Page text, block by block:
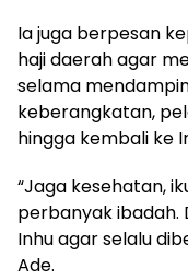
Ia juga berpesan
haji daerah agar
selama
keberangkatan,
hingga kembali ke
“Jaga kesehatan,
perbanyak ibadah.
Inhu agar selalu
Ade.